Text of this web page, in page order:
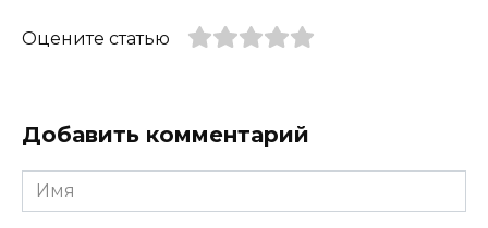
Оцените статью
Добавить комментарий
Имя
*